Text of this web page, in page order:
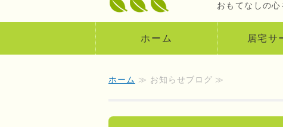
おもてなしの
ホーム 居宅サ
ホーム ≫ お知らせブログ ≫